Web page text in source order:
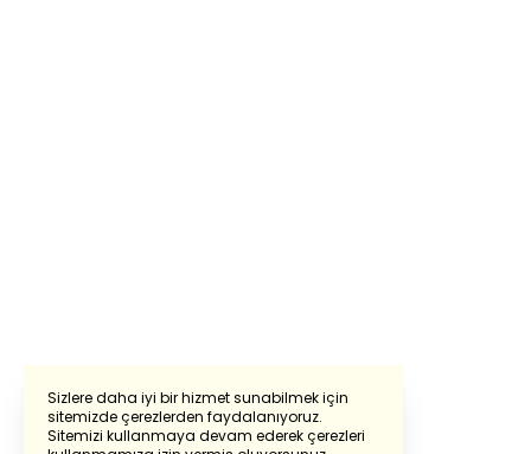
Sizlere daha iyi bir hizmet sunabilmek için
sitemizde çerezlerden faydalanıyoruz.
Sitemizi kullanmaya devam ederek çerezleri
Powered by Translate